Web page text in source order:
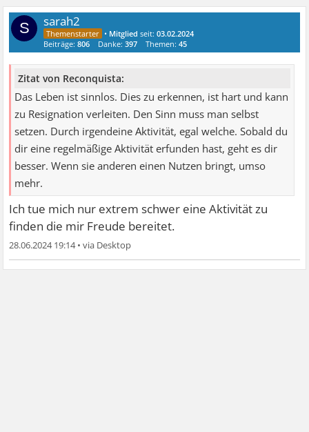
S sarah2
• Mitglied seit:03.02.2024
Beiträge:806 Danke:397 Themen:45
Zitat von Reconquista:
Das Leben ist sinnlos. Dies zu erkennen, ist hart und kann
zu Resignation verleiten. Den Sinn muss man selbst
setzen. Durch irgendeine Aktivität, egal welche. Sobald du
dir eine regelmäßige Aktivität erfunden hast, geht es dir
besser. Wenn sie anderen einen Nutzen bringt, umso
mehr.
Ich tue mich nur extrem schwer eine Aktivität zu
finden die mir Freude bereitet.
28.06.2024 19:14•